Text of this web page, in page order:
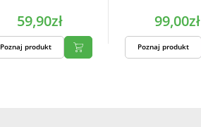
59,90zł
Poznaj produkt
99,00zł
Poznaj produkt